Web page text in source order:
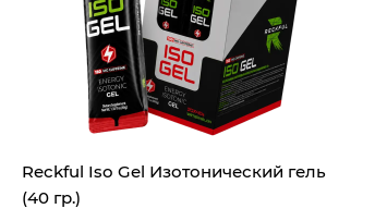
Reckful Iso Gel Изотонический гель
(40 гр.)